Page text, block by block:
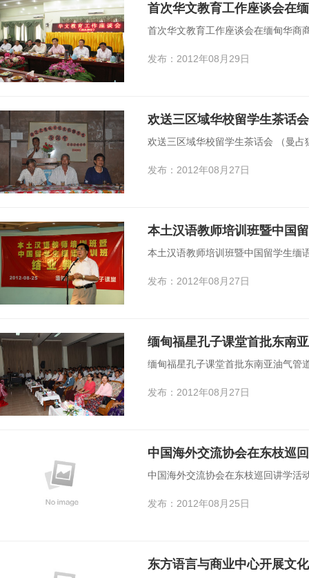
首次华文教育工作座谈会在
首次华文教育工作座谈会在缅甸华商
发布：2012年08月29日
欢送三区域华校留学生茶话
欢送三区域华校留学生茶话会 （曼占
发布：2012年08月27日
本土汉语教师培训班暨中国
本土汉语教师培训班暨中国留学生缅
发布：2012年08月27日
缅甸福星孔子课堂首批东南亚油气管
发布：2012年08月27日
中国海外交流协会在东枝巡
中国海外交流协会在东枝巡回讲学活
发布：2012年08月25日
东方语言与商业中心开展文